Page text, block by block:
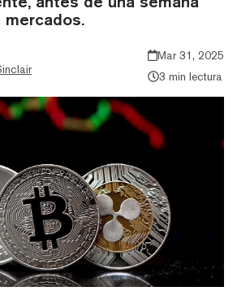
mercados.
Mar 31, 2025
3 min lectura